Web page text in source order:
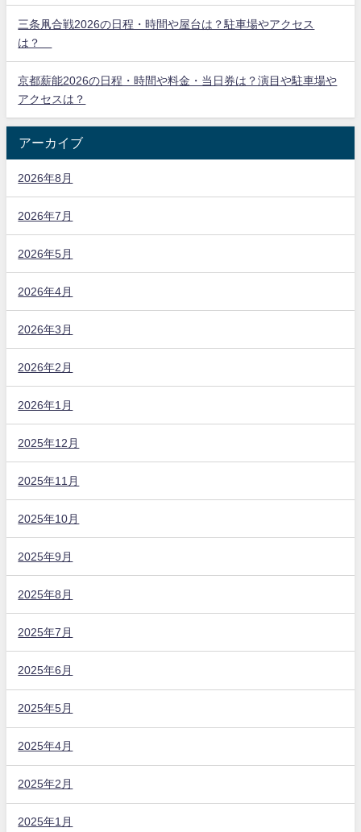
三条凧合戦2026の日程・時間や屋台は？駐車場やアクセス
は？
京都薪能2026の日程・時間や料金・当日券は？演目や駐車場や
アクセスは？
アーカイブ
2026年8月
2026年7月
2026年5月
2026年4月
2026年3月
2026年2月
2026年1月
2025年12月
2025年11月
2025年10月
2025年9月
2025年8月
2025年7月
2025年6月
2025年5月
2025年4月
2025年2月
2025年1月